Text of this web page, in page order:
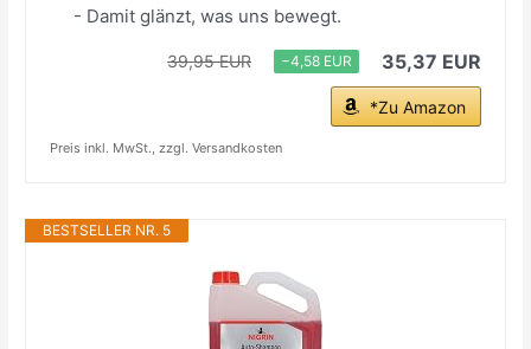
- Damit glänzt, was uns bewegt.
39,95 EUR −4,58 EUR 35,37 EUR
*Zu Amazon
Preis inkl. MwSt., zzgl. Versandkosten
BESTSELLER NR. 5